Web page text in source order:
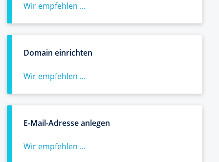
Wir empfehlen ...
Domain einrichten
Wir empfehlen ...
E-Mail-Adresse anlegen
Wir empfehlen ...